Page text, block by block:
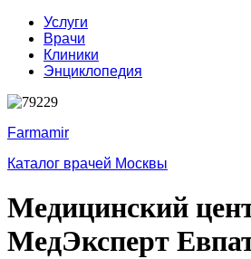
Услуги
Врачи
Клиники
Энциклопедия
Farmamir
Каталог врачей Москвы
Медицинский
МедЭксперт